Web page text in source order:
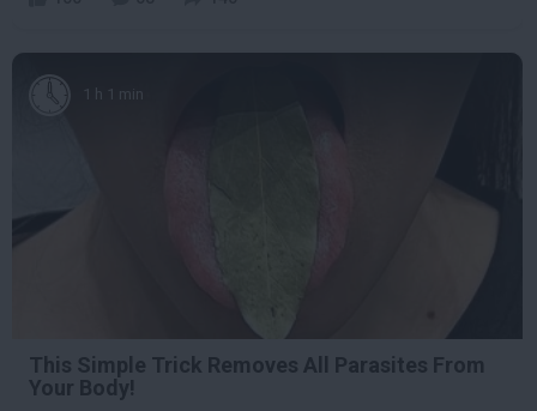
1 h 1 min
This Simple Trick Removes All Parasites From
Your Body!